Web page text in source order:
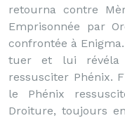
retourna contre
Emprisonnée par
confrontée à
tuer et lui révéla
ressusciter Phénix.
le Phénix
Droiture, toujours